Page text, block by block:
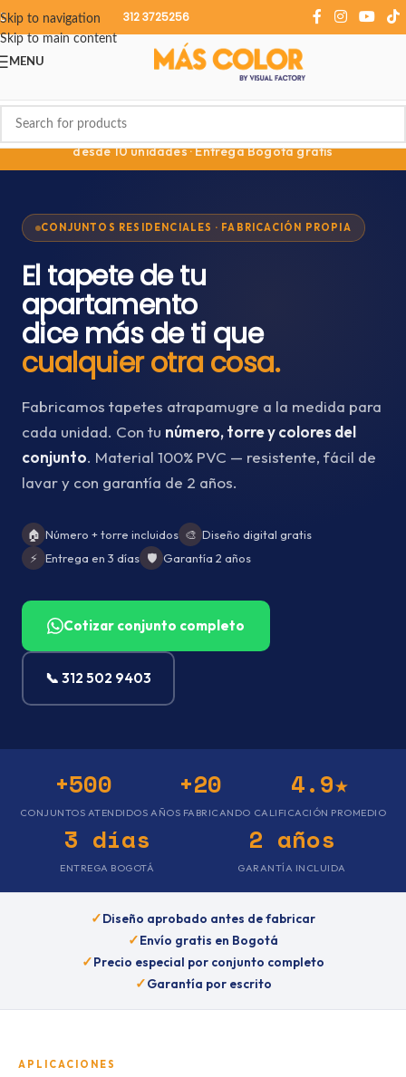
Skip to navigation
Skip to main content
312 3725256
MENU
🏢 Fabricamos para tu conjunto completo —
desde 10 unidades · Entrega Bogotá gratis
CONJUNTOS RESIDENCIALES · FABRICACIÓN PROPIA
El tapete de tu
apartamento
dice más de ti que
cualquier otra cosa.
Fabricamos tapetes atrapamugre a la medida para
cada unidad. Con tu número, torre y colores del
conjunto. Material 100% PVC — resistente, fácil de
lavar y con garantía de 2 años.
🏠 Número + torre incluidos 🎨 Diseño digital gratis
⚡
Entrega en 3 días 🛡️ Garantía 2 años
Cotizar conjunto completo
📞 312 502 9403
+500
CONJUNTOS ATENDIDOS
+20
AÑOS FABRICANDO
4.9★
CALIFICACIÓN PROMEDIO
3 días
ENTREGA BOGOTÁ
2 años
GARANTÍA INCLUIDA
Diseño aprobado antes de fabricar
Envío gratis en Bogotá
Precio especial por conjunto completo
Garantía por escrito
APLICACIONES